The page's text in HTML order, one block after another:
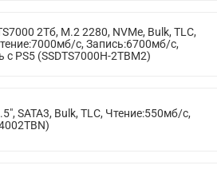
2Тб, M.2 2280, NVMe, Bulk, TLC,
с, Запись:6700мб/с,
PS5 (SSDTS7000H-2TBM2)
SATA3, Bulk, TLC, Чтение:550мб/с,